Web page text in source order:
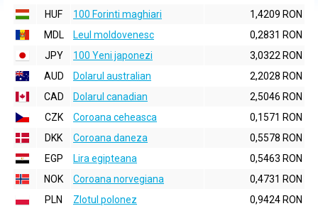
HUF
100 Forinti maghiari
1,4209 RON
MDL
Leul moldovenesc
0,2831 RON
JPY
100 Yeni japonezi
3,0322 RON
AUD
Dolarul australian
2,2028 RON
CAD
Dolarul canadian
2,5046 RON
CZK
Coroana ceheasca
0,1571 RON
DKK
Coroana daneza
0,5578 RON
EGP
Lira egipteana
0,5463 RON
NOK
Coroana norvegiana
0,4731 RON
PLN
Zlotul polonez
0,9424 RON